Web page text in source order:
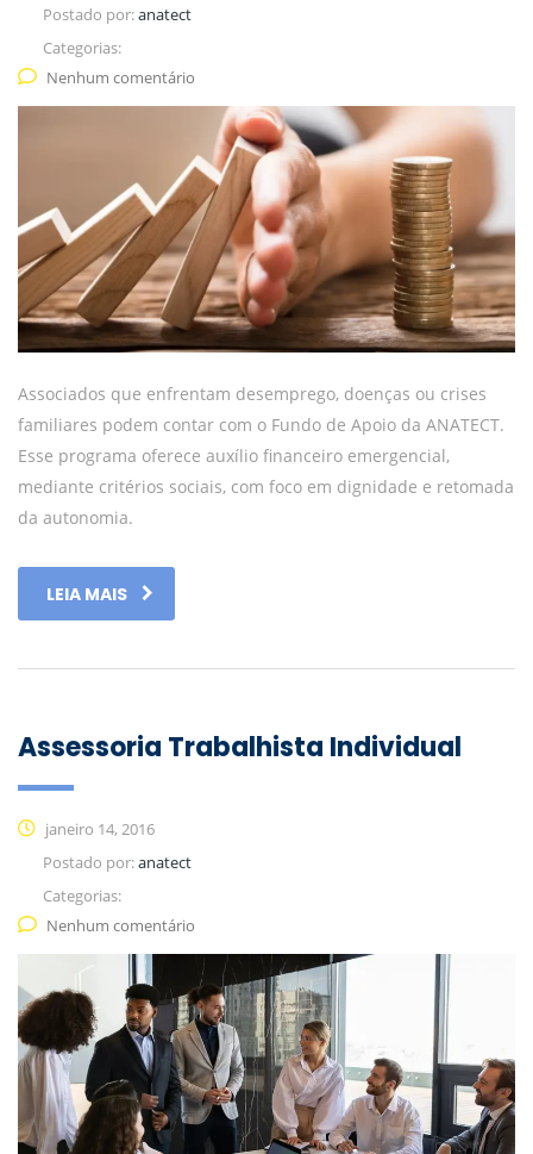
Postado por:anatect
Categorias:
Nenhum comentário
Associados que enfrentam desemprego, doenças ou crises
familiares podem contar com o Fundo de Apoio da ANATECT.
Esse programa oferece auxílio financeiro emergencial,
mediante critérios sociais, com foco em dignidade e retomada
da autonomia.
LEIA MAIS
Assessoria Trabalhista Individual
janeiro 14, 2016
Postado por:anatect
Categorias:
Nenhum comentário